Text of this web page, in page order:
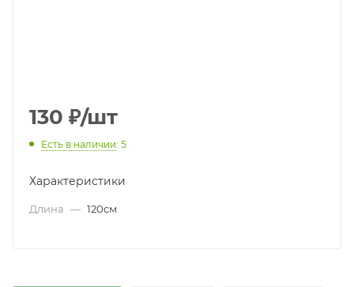
130 ₽/шт
Есть в наличии: 5
Характеристики
Длина — 120см